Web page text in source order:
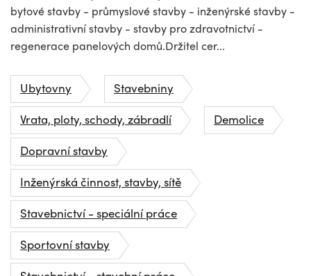
bytové stavby - průmyslové stavby - inženýrské stavby -
administrativní stavby - stavby pro zdravotnictví -
regenerace panelových domů.Držitel cer...
Ubytovny
Stavebniny
Vrata, ploty, schody, zábradlí
Demolice
Dopravní stavby
Inženýrská činnost, stavby, sítě
Stavebnictví - speciální práce
Sportovní stavby